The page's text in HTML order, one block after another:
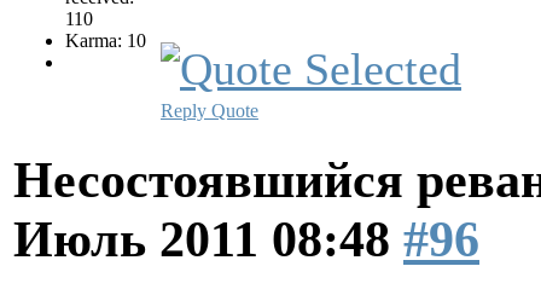
110
Karma: 10
Reply Quote
Несостоявшийся
Июль 2011 08:48 #96